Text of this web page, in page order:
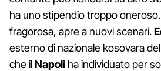
ha uno stipendio troppo
fragorosa, apre a nuovi scenari.
esterno di nazionale kosovara
che ilNapoli ha individuato per